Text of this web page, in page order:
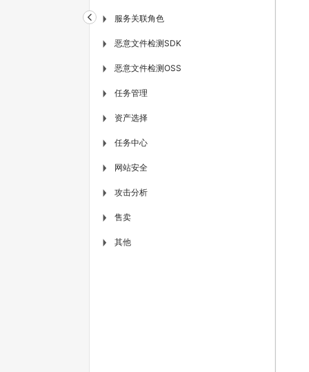
▶ 服务关联角色
▶ 恶意文件检测SDK
▶ 恶意文件检测OSS
▶ 任务管理
▶ 资产选择
▶ 任务中心
▶ 网站安全
▶ 攻击分析
▶ 售卖
▶ 其他